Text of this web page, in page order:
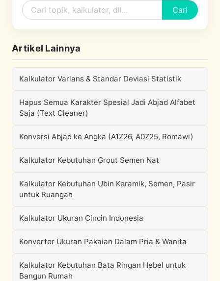
Cari
Artikel Lainnya
Kalkulator Varians & Standar Deviasi Statistik
Hapus Semua Karakter Spesial Jadi Abjad Alfabet
Saja (Text Cleaner)
Konversi Abjad ke Angka (A1Z26, A0Z25, Romawi)
Kalkulator Kebutuhan Grout Semen Nat
Kalkulator Kebutuhan Ubin Keramik, Semen, Pasir
untuk Ruangan
Kalkulator Ukuran Cincin Indonesia
Konverter Ukuran Pakaian Dalam Pria & Wanita
Kalkulator Kebutuhan Bata Ringan Hebel untuk
Bangun Rumah